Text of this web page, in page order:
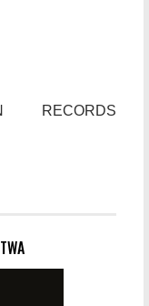
RECORDS